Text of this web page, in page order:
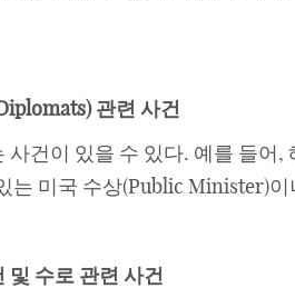
관련 사건
건이 있을 수 있다. 예를 들어
는 미국 수상(Public Minister)
및 수로 관련 사건